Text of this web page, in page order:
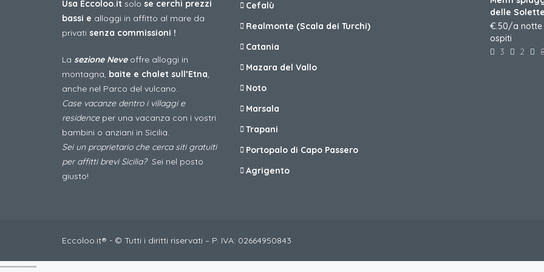
Usa Eccoloo.it solo se cerchi prezzi
bassi e alloggi in affitto al mare da
privati senza commissioni !
La sezione Neveoffre alloggi in
montagna, baite e chalet sull’Etna,
anche nel Parco del vulcano.
Case vacanze dentro i villaggi e
residenceper una vacanza con i vostri
bambini o anziani in Sicilia.
Sei un proprietario che cerca siti gratuiti
per affitti brevi Sicilia? Sei nel posto
giusto!
Cefalù
Realmonte (Scala dei Turchi)
Catania
Mazara del Vallo
Noto
Marsala
Trapani
Portopalo di Capo Passero
Agrigento
delle Solette
€.50/a notte
ospiti
3 2 8
Eccoloo.it® - © Tutti i diritti riservati – P. IVA: 02664950843
""""""""""""